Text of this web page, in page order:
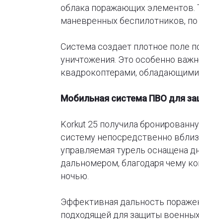
облака поражающих элементов.
маневренных беспилотников,
Система создает плотное поле
уничтожения. Это особенно
квадрокоптерами,
Мобильная система ПВО для
Korkut 25 получила
систему непосредственно
управляемая турель оснащена
дальномером, благодаря чему
ночью.
Эффективная дальность
подходящей для защиты